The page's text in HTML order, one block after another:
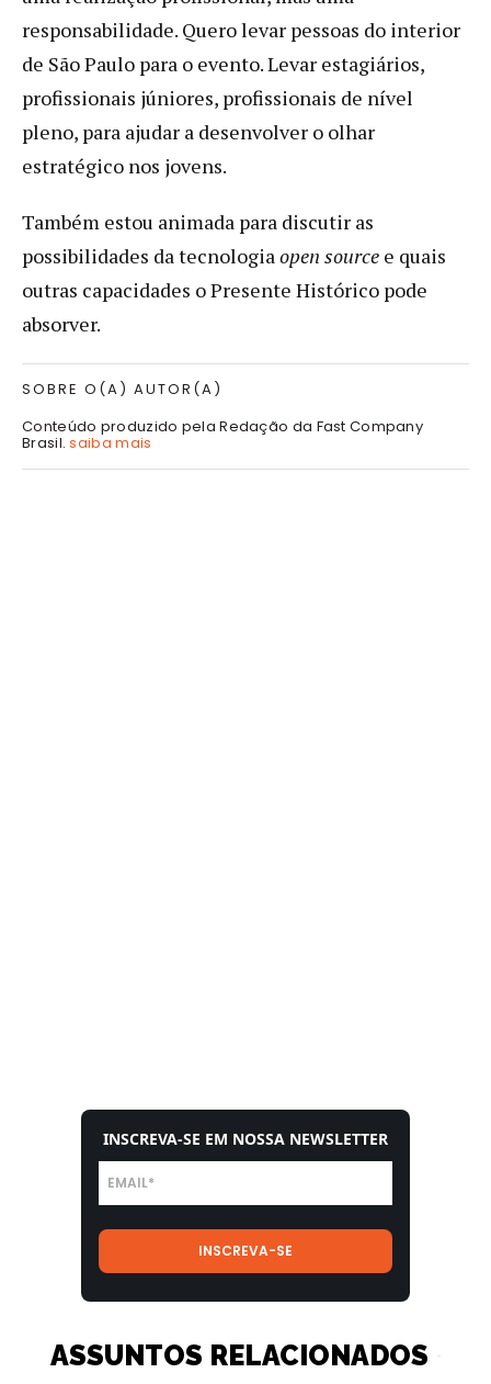
responsabilidade. Quero levar pessoas do interior
de São Paulo para o evento. Levar estagiários,
profissionais júniores, profissionais de nível
pleno, para ajudar a desenvolver o olhar
estratégico nos jovens.
Também estou animada para discutir as
possibilidades da tecnologiaopen source e quais
outras capacidades o Presente Histórico pode
absorver.
SOBRE O(A) AUTOR(A)
Conteúdo produzido pela Redação da Fast Company
Brasil.saiba mais
INSCREVA-SE EM NOSSA NEWSLETTER
ASSUNTOS RELACIONADOS